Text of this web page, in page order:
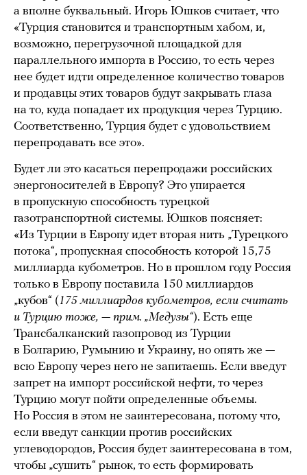
а вполне буквальный. Игорь Юшков считает, что
«Турция становится и транспортным хабом, и,
возможно, перегрузочной площадкой для
параллельного импорта в Россию, то есть через
нее будет идти определенное количество товаров
и продавцы этих товаров будут закрывать глаза
на то, куда попадает их продукция через Турцию.
Соответственно, Турция будет с удовольствием
перепродавать все это».
Будет ли это касаться перепродажи российских
энергоносителей в Европу? Это упирается
в пропускную способность турецкой
газотранспортной системы. Юшков поясняет:
«Из Турции в Европу идет вторая нить „Турецкого
потока“, пропускная способность которой 15,75
миллиарда кубометров. Но в прошлом году Россия
только в Европу поставила 150 миллиардов
„кубов“ ( 175 миллиардов кубометров, если считать
и Турцию тоже, — прим. „Медузы“). Есть еще
Трансбалканский газопровод из Турции
в Болгарию, Румынию и Украину, но опять же —
всю Европу через него не запитаешь. Если введут
запрет на импорт российской нефти, то через
Турцию могут пойти определенные объемы.
Но Россия в этом не заинтересована, потому что,
если введут санкции против российских
углеводородов, Россия будет заинтересована в том,
чтобы „сушить“ рынок, то есть формировать